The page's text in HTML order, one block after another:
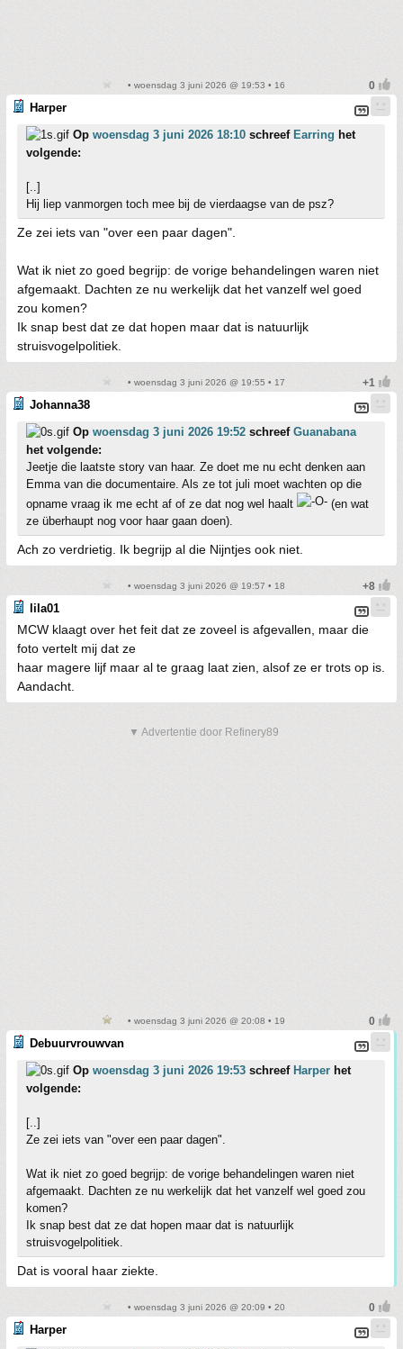
• woensdag 3 juni 2026 @ 19:53 • 16
Harper
Op woensdag 3 juni 2026 18:10 schreef Earring het
volgende:
[..]
Hij liep vanmorgen toch mee bij de vierdaagse van de psz?
Ze zei iets van "over een paar dagen".
Wat ik niet zo goed begrijp: de vorige behandelingen waren niet
afgemaakt. Dachten ze nu werkelijk dat het vanzelf wel goed
zou komen?
Ik snap best dat ze dat hopen maar dat is natuurlijk
struisvogelpolitiek.
• woensdag 3 juni 2026 @ 19:55 • 17
Johanna38
Op woensdag 3 juni 2026 19:52 schreef Guanabana
het volgende:
Jeetje die laatste story van haar. Ze doet me nu echt denken aan
Emma van die documentaire. Als ze tot juli moet wachten op die
opname vraag ik me echt af of ze dat nog wel haalt
(en wat
ze überhaupt nog voor haar gaan doen).
Ach zo verdrietig. Ik begrijp al die Nijntjes ook niet.
• woensdag 3 juni 2026 @ 19:57 • 18
lila01
MCW klaagt over het feit dat ze zoveel is afgevallen, maar die
foto vertelt mij dat ze
haar magere lijf maar al te graag laat zien, alsof ze er trots op is.
Aandacht.
▼ Advertentie door Refinery89
• woensdag 3 juni 2026 @ 20:08 • 19
Debuurvrouwvan
Op woensdag 3 juni 2026 19:53 schreef Harper het
volgende:
[..]
Ze zei iets van "over een paar dagen".
Wat ik niet zo goed begrijp: de vorige behandelingen waren niet
afgemaakt. Dachten ze nu werkelijk dat het vanzelf wel goed zou
komen?
Ik snap best dat ze dat hopen maar dat is natuurlijk
struisvogelpolitiek.
Dat is vooral haar ziekte.
• woensdag 3 juni 2026 @ 20:09 • 20
Harper